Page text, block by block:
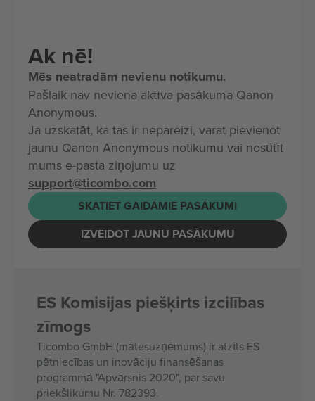
Ak nē!
Mēs neatradām nevienu notikumu.
Pašlaik nav neviena aktīva pasākuma Qanon
Anonymous.
Ja uzskatāt, ka tas ir nepareizi, varat pievienot
jaunu Qanon Anonymous notikumu vai nosūtīt
mums e-pasta ziņojumu uz
support@ticombo.com
SKATIET GAIDĀMIE PASĀKUMI
IZVEIDOT JAUNU PASĀKUMU
ES Komisijas piešķirts izcilības
zīmogs
Ticombo GmbH (mātesuzņēmums) ir atzīts ES
pētniecības un inovāciju finansēšanas
programmā "Apvārsnis 2020", par savu
priekšlikumu Nr. 782393.